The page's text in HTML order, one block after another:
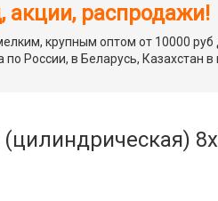
акции, распродажи!
крупным оптом от 10000 руб
России, в Беларусь, Казахстан